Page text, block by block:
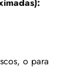
o para